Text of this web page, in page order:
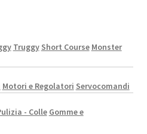
Truggy Short Course Monster
Motori e Regolatori Servocomandi
- Colle Gomme e